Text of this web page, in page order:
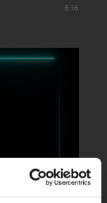
8:16